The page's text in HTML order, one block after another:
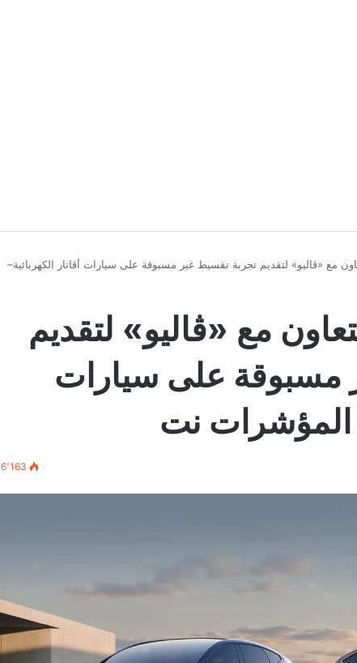
مع «ڤاليو» لتقديم تجربة تقسيط غير مسبوقة على سيارات أڤاتار الكهربائية–
مع «ڤاليو» لتقديم
مسبوقة على سيارات
المؤشرات نت
6٬163